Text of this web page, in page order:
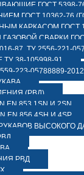
ГОСТ 5398-
ГОСТ 10362-76
КАРКАСОМ ГОСТ
СВАРКИ
87, ТУ 2556-221-
38-105998-91
223-05788889-2012
(РВД)
853 1SN И 2SN
856 4SH И 4SP
ВЫСОКОГО
РВД